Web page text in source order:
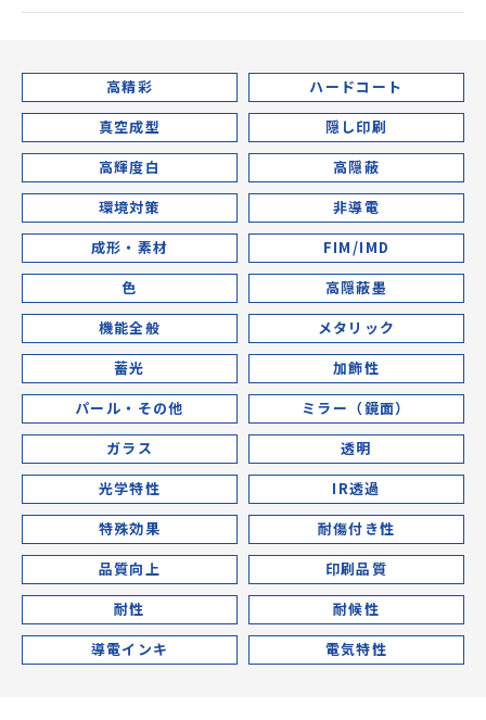
高精彩
ハードコート
真空成型
隠し印刷
高輝度白
高隠蔽
環境対策
非導電
成形・素材
FIM/IMD
色
高隠蔽墨
機能全般
メタリック
蓄光
加飾性
パール・その他
ミラー（鏡面）
ガラス
透明
光学特性
IR透過
特殊効果
耐傷付き性
品質向上
印刷品質
耐性
耐候性
導電インキ
電気特性